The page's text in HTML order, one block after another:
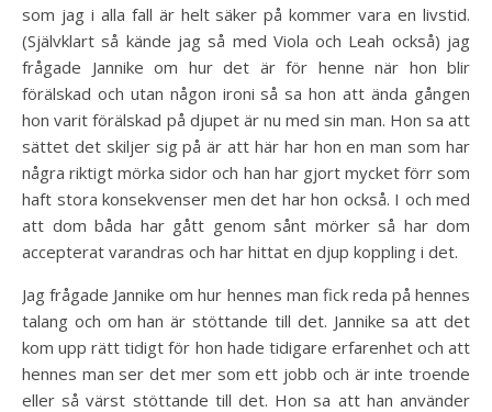
som jag i alla fall är helt säker på kommer vara en livstid.
(Självklart så kände jag så med Viola och Leah också) jag
frågade Jannike om hur det är för henne när hon blir
förälskad och utan någon ironi så sa hon att ända gången
hon varit förälskad på djupet är nu med sin man. Hon sa att
sättet det skiljer sig på är att här har hon en man som har
några riktigt mörka sidor och han har gjort mycket förr som
haft stora konsekvenser men det har hon också. I och med
att dom båda har gått genom sånt mörker så har dom
accepterat varandras och har hittat en djup koppling i det.
Jag frågade Jannike om hur hennes man fick reda på hennes
talang och om han är stöttande till det. Jannike sa att det
kom upp rätt tidigt för hon hade tidigare erfarenhet och att
hennes man ser det mer som ett jobb och är inte troende
eller så värst stöttande till det. Hon sa att han använder